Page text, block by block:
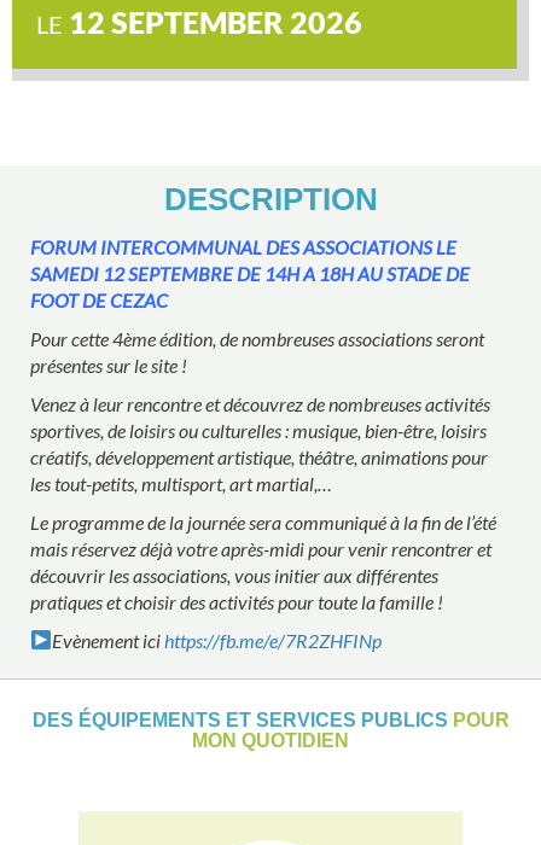
LE 12 SEPTEMBER 2026
DESCRIPTION
FORUM INTERCOMMUNAL DES ASSOCIATIONS LE
SAMEDI 12 SEPTEMBRE DE 14H A 18H AU STADE DE
FOOT DE CEZAC
Pour cette 4ème édition, de nombreuses associations seront
présentes sur le site !
Venez à leur rencontre et découvrez de nombreuses activités
sportives, de loisirs ou culturelles : musique, bien-être, loisirs
créatifs, développement artistique, théâtre, animations pour
les tout-petits, multisport, art martial,…
Le programme de la journée sera communiqué à la fin de l’été
mais réservez déjà votre après-midi pour venir rencontrer et
découvrir les associations, vous initier aux différentes
pratiques et choisir des activités pour toute la famille !
Evènement ici https://fb.me/e/7R2ZHFINp
DES ÉQUIPEMENTS ET SERVICES PUBLICS POUR
MON QUOTIDIEN